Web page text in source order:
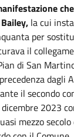
la cui
per
il
di San
dagli
il secondo
2023
mezzo